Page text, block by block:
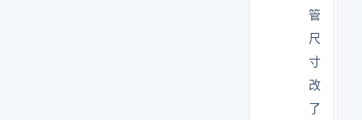
管
尺
寸
改
了